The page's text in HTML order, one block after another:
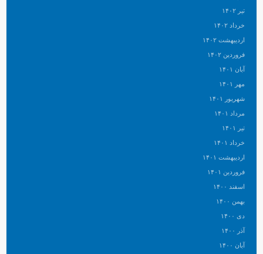
تیر ۱۴۰۲
خرداد ۱۴۰۲
اردیبهشت ۱۴۰۲
فروردین ۱۴۰۲
آبان ۱۴۰۱
مهر ۱۴۰۱
شهریور ۱۴۰۱
مرداد ۱۴۰۱
تیر ۱۴۰۱
خرداد ۱۴۰۱
اردیبهشت ۱۴۰۱
فروردین ۱۴۰۱
اسفند ۱۴۰۰
بهمن ۱۴۰۰
دی ۱۴۰۰
آذر ۱۴۰۰
آبان ۱۴۰۰